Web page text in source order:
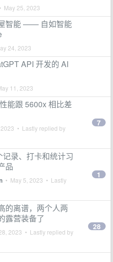
• May 25, 2023
智能 —— 自如智能
24, 2023
API 开发的 AI
11, 2023
能跟 5600x 相比差
• Lastly replied by
7
录、打卡和统计习
品
• May 5, 2023 • Lastly
1
的离谱，两个人两
露营装备了
2023 • Lastly replied by
28